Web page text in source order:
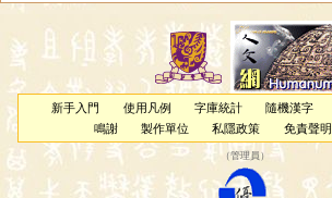
新手入門 使用凡例 字庫統計 隨機漢字
鳴謝
製作單位 私隱政策 免責聲明
（管理員 ）